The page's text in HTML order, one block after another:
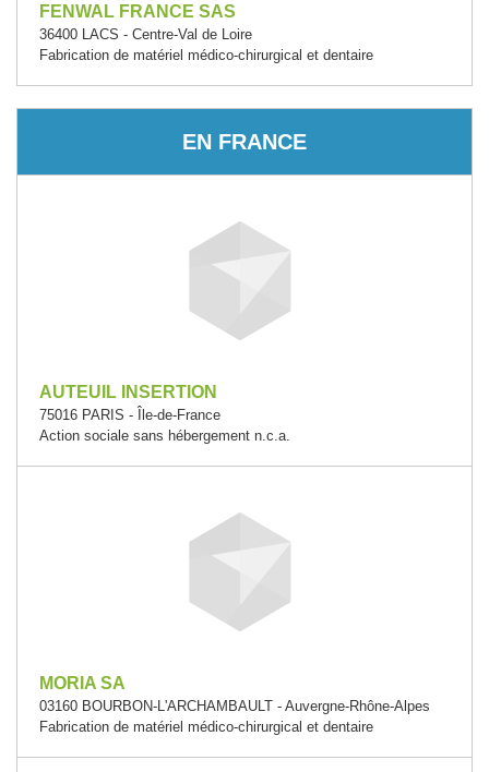
FENWAL FRANCE SAS
36400 LACS - Centre-Val de Loire
Fabrication de matériel médico-chirurgical et dentaire
EN FRANCE
AUTEUIL INSERTION
75016 PARIS - Île-de-France
Action sociale sans hébergement n.c.a.
MORIA SA
03160 BOURBON-L'ARCHAMBAULT - Auvergne-Rhône-Alpes
Fabrication de matériel médico-chirurgical et dentaire